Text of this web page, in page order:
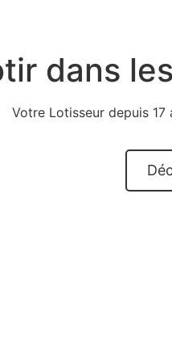
dans
Votre Lotisseur depuis